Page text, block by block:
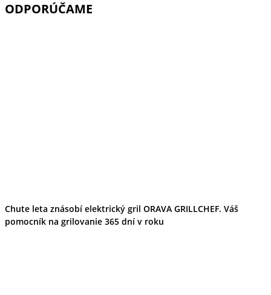
Wellness
Gastro
ODPORÚČAME
Chute leta znásobí elektrický gril ORAVA GRILLCHEF. Váš
pomocník na grilovanie 365 dní v roku